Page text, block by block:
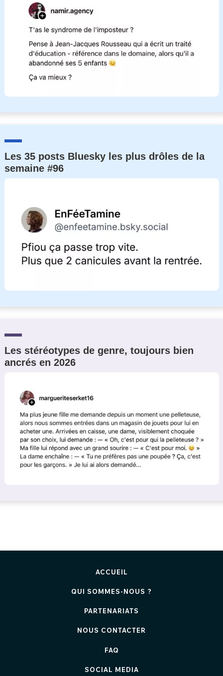
Les 35 posts Bluesky les plus drôles de la
semaine #96
Les stéréotypes de genre, toujours bien
ancrés en 2026
ACCUEIL
QUI SOMMES-NOUS ?
PARTENARIATS
NOUS CONTACTER
FAQ
SOCIAL MEDIA